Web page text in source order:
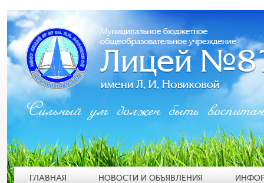
Сильный ум должен быть
ГЛАВНАЯ НОВОСТИ И ОБЪЯВЛЕНИЯ